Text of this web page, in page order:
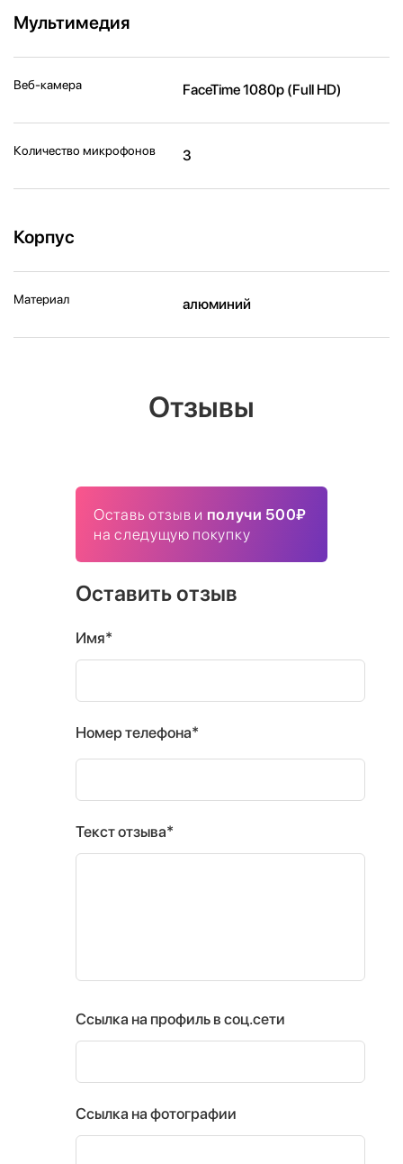
Мультимедия
Веб-камера FaceTime 1080p (Full HD)
Количество микрофонов 3
Корпус
Материал алюминий
Отзывы
Оставь отзыв и получи 500₽
на следущую покупку
Оставить отзыв
Имя*
Номер телефона*
Текст отзыва*
Ссылка на профиль в соц.сети
Ссылка на фотографии